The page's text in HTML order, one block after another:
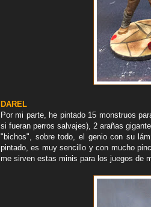
DAREL
Por mi parte, he pintado 15 monstruos
si fueran perros salvajes), 2 arañas
"bichos", sobre todo, el genio con su
pintado, es muy sencillo y con mucho
me sirven estas minis para los juegos de